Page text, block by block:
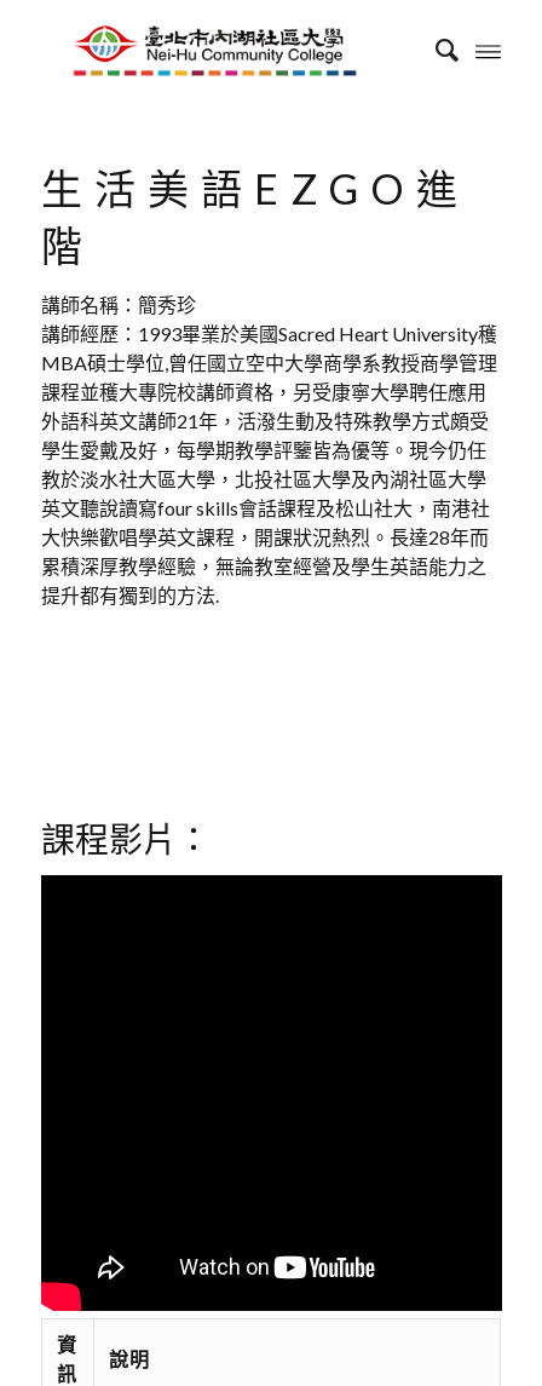
生活美語EZGO進
階
講師名稱：簡秀珍
講師經歷：1993畢業於美國Sacred Heart University穫
MBA碩士學位,曾任國立空中大學商學系教授商學管理
課程並穫大專院校講師資格，另受康寧大學聘任應用
外語科英文講師21年，活潑生動及特殊教學方式頗受
學生愛戴及好，每學期教學評鑒皆為優等。現今仍任
教於淡水社大區大學，北投社區大學及內湖社區大學
英文聽說讀寫four skills會話課程及松山社大，南港社
大快樂歡唱學英文課程，開課狀況熱烈。長達28年而
累積深厚教學經驗，無論教室經營及學生英語能力之
提升都有獨到的方法.
課程影片：
資
訊
說明